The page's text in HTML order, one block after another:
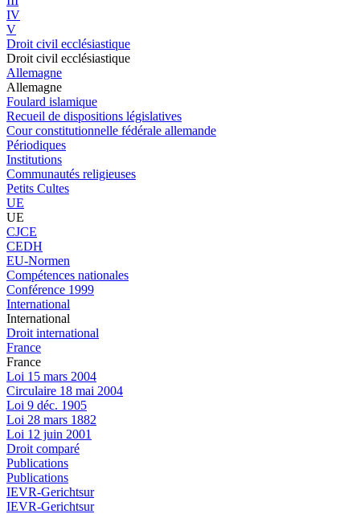
IV
V
Droit civil ecclésiastique
Droit civil ecclésiastique
Allemagne
Allemagne
Foulard islamique
Recueil de dispositions législatives
Cour constitutionnelle fédérale allemande
Périodiques
Institutions
Communautés religieuses
Petits Cultes
UE
UE
CJCE
CEDH
EU-Normen
Compétences nationales
Conférence 1999
International
International
Droit international
France
France
Loi 15 mars 2004
Circulaire 18 mai 2004
Loi 9 déc. 1905
Loi 28 mars 1882
Loi 12 juin 2001
Droit comparé
Publications
Publications
IEVR-Gerichtsur
IEVR-Gerichtsur